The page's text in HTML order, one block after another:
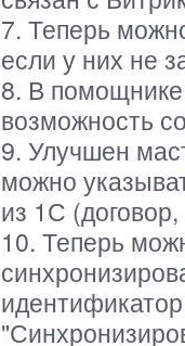
7. Теперь
если у них не
8. В помощнике
возможность
9. Улучшен
можно
из 1С
10. Теперь